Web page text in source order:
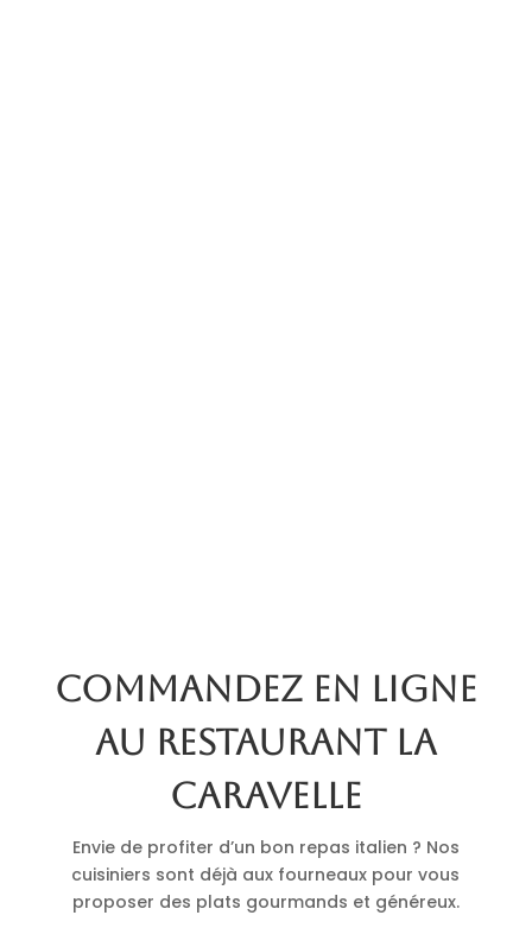
Commandez en ligne
au restaurant La
Caravelle
Envie de profiter d’un bon repas italien ? Nos
cuisiniers sont déjà aux fourneaux pour vous
proposer des plats gourmands et généreux.